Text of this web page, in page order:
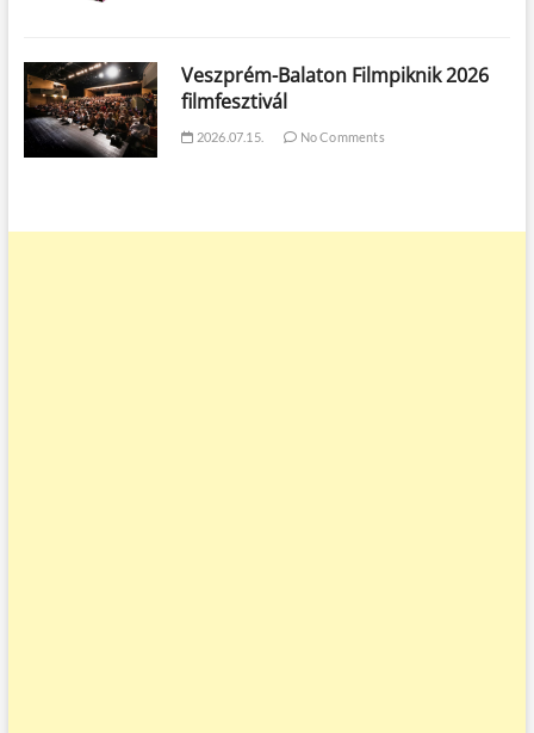
Veszprém-Balaton Filmpiknik 2026
filmfesztivál
2026.07.15. No Comments